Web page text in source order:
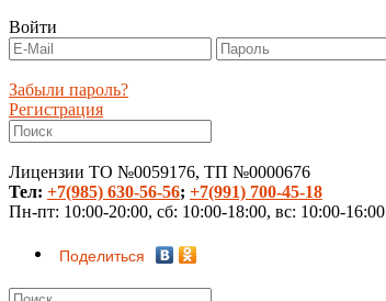
Войти
Забыли пароль?
Регистрация
Лицензии ТО №0059176, ТП №0000676
Тел: +7(985) 630-56-56; +7(991) 700-45-18
Пн-пт: 10:00-20:00, сб: 10:00-18:00, вс: 10:00-16:00
Поделиться